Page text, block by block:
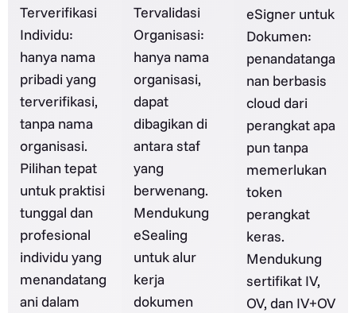
Terverifikasi
Individu:
hanya nama
pribadi yang
terverifikasi,
tanpa nama
organisasi.
Pilihan tepat
untuk praktisi
tunggal dan
profesional
individu yang
menandatang
ani dalam
Tervalidasi
Organisasi:
hanya nama
organisasi,
dapat
dibagikan di
antara staf
yang
berwenang.
Mendukung
eSealing
untuk alur
kerja
dokumen
eSigner untuk
Dokumen:
penandatanga
nan berbasis
cloud dari
perangkat apa
pun tanpa
memerlukan
token
perangkat
keras.
Mendukung
sertifikat IV,
OV, dan IV+OV